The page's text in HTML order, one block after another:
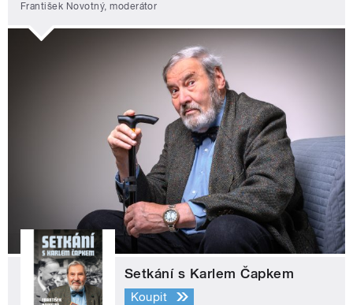
František Novotný, moderátor
Setkání s Karlem Čapkem
Koupit